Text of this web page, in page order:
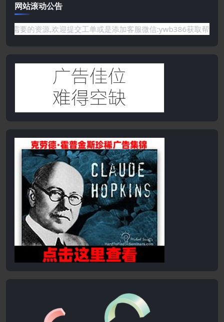
网站滚动公告
你需要的资源,欢迎提交工单或是添加客服微信:ywb386获取帮助